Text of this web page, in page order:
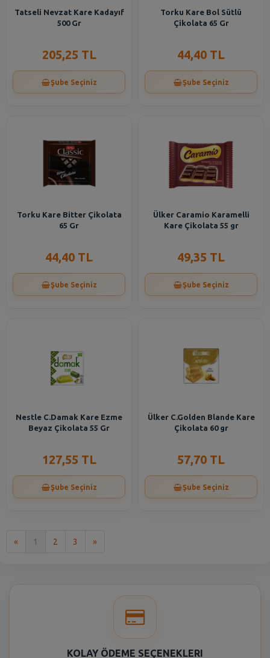
Tatseli Nevzat Kare Kadayıf
500 Gr
205,25 TL
Şube Seçiniz
Torku Kare Bol Sütlü
Çikolata 65 Gr
44,40 TL
Şube Seçiniz
Torku Kare Bitter Çikolata
65 Gr
44,40 TL
Şube Seçiniz
Ülker Caramio Karamelli
Kare Çikolata 55 gr
49,35 TL
Şube Seçiniz
Nestle C.Damak Kare Ezme
Beyaz Çikolata 55 Gr
127,55 TL
Şube Seçiniz
Ülker C.Golden Blande Kare
Çikolata 60 gr
57,70 TL
Şube Seçiniz
« 1 2 3 »Son
KOLAY ÖDEME SEÇENEKLERI